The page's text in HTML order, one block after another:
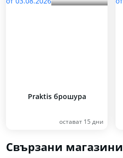
Praktis брошура
остават 15 дни
Свързани магазини